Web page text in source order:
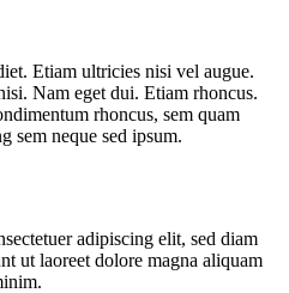
Etiam ultricies nisi vel augue.
Nam eget dui. Etiam rhoncus.
rhoncus, sem quam
sem neque sed ipsum.
adipiscing elit, sed diam
ut laoreet dolore magna aliquam